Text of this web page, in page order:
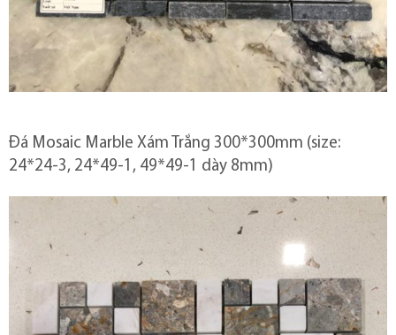
Đá Mosaic Marble Xám Trắng 300*300mm (size:
24*24-3, 24*49-1, 49*49-1 dày 8mm)